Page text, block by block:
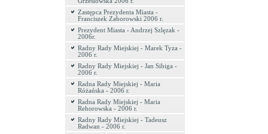
Zastępca Prezydenta Miasta -
Franciszek Zaborowski 2006 r.
Prezydent Miasta - Andrzej Szlęzak -
2006r.
Radny Rady Miejskiej - Marek Tyza -
2006 r.
Radny Rady Miejskiej - Jan Sibiga -
2006 r.
Radna Rady Miejskiej - Maria
Różańska - 2006 r.
Radna Rady Miejskiej - Maria
Rehorowska - 2006 r.
Radny Rady Miejskiej - Tadeusz
Radwan - 2006 r.